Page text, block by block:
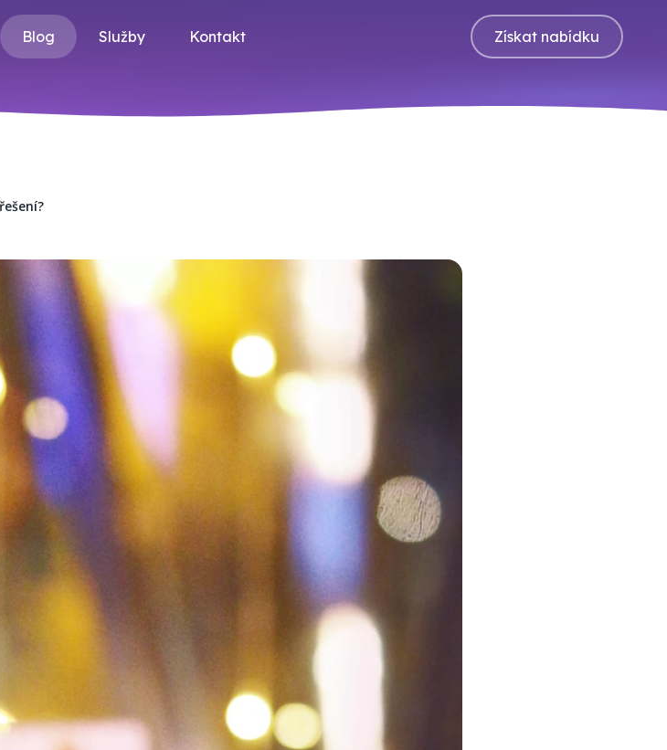
Blog Služby Kontakt Získat nabídku